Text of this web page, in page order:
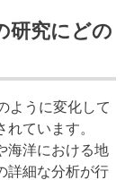
研究にどの
ように変化して
ています。
海洋における地
詳細な分析が行